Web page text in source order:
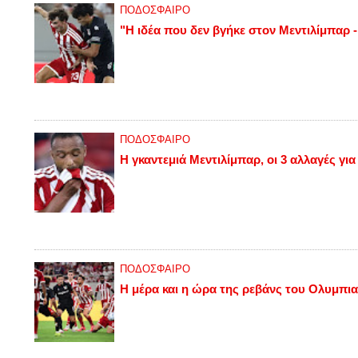
ΠΟΔΟΣΦΑΙΡΟ
"Η ιδέα που δεν βγήκε στον Μεντιλίμπαρ
ΠΟΔΟΣΦΑΙΡΟ
Η γκαντεμιά Μεντιλίμπαρ, οι 3 αλλαγές
ΠΟΔΟΣΦΑΙΡΟ
Η μέρα και η ώρα της ρεβάνς του
ΠΡΕΠΕΙ ΝΑ ΔΙΑΒΑΣΕΙΣ: